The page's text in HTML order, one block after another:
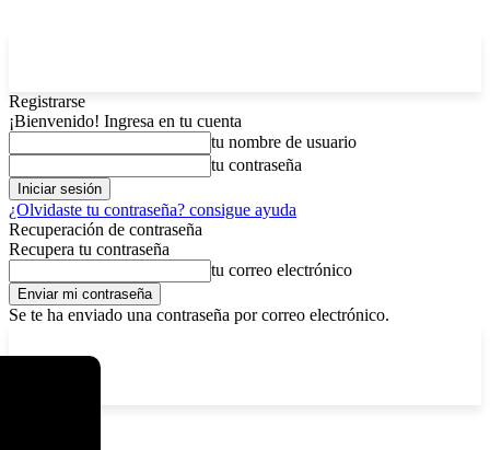
Registrarse
¡Bienvenido! Ingresa en tu cuenta
tu nombre de usuario
tu contraseña
¿Olvidaste tu contraseña? consigue ayuda
Recuperación de contraseña
Recupera tu contraseña
tu correo electrónico
Se te ha enviado una contraseña por correo electrónico.